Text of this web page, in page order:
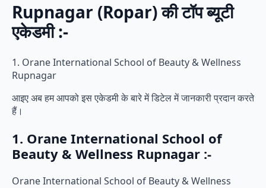
Rupnagar (Ropar) की टॉप ब्यूटी
एकेडमी :-
1. Orane International School of Beauty & Wellness
Rupnagar
आइए अब हम आपको इस एकेडमी के बारे में डिटेल में जानकारी प्रदान करते
हैं।
1. Orane International School of
Beauty & Wellness Rupnagar :-
Orane International School of Beauty & Wellness